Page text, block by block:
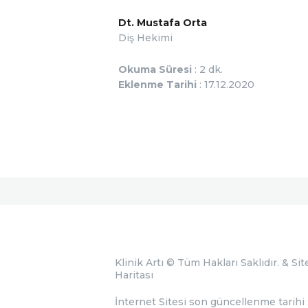
Dt. Mustafa Orta
Diş Hekimi
Okuma Süresi : 2 dk.
Eklenme Tarihi : 17.12.2020
Klinik Artı © Tüm Hakları Saklıdır. &
Haritası
İnternet Sitesi son güncellenme tarihi